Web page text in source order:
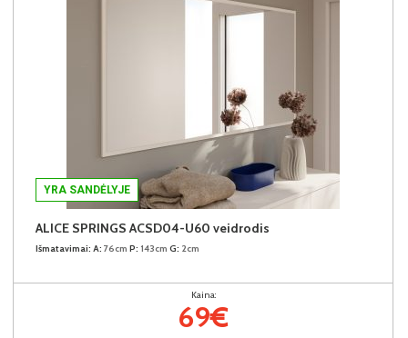
YRA SANDĖLYJE
ALICE SPRINGS ACSD04-U60 veidrodis
Išmatavimai: A: 76cm P: 143cm G: 2cm
Kaina:
69€